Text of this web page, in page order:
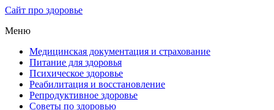
Сайт про здоровье
Меню
Медицинская документация и страхование
Питание для здоровья
Психическое здоровье
Реабилитация и восстановление
Репродуктивное здоровье
Советы по здоровью